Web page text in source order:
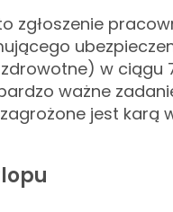
zgłoszenie
w ciągu
ważne
jest karą